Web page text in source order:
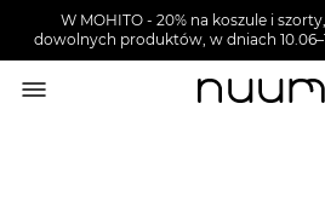
W MOHITO - 20% na koszule i
dowolnych produktów, w dniach